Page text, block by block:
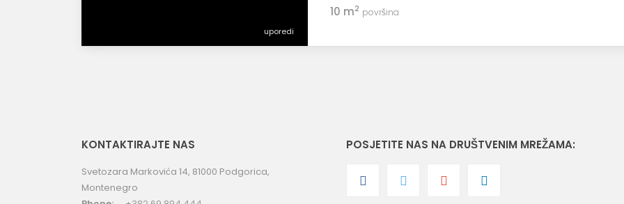
uporedi
10 m2 površina
KONTAKTIRAJTE NAS
Svetozara Markovića 14, 81000 Podgorica,
Montenegro
POSJETITE NAS NA DRUŠTVENIM MREŽAMA: